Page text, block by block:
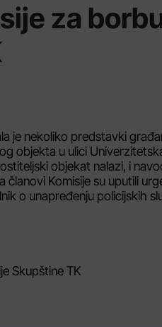
za
je nekoliko predstavki
objekta u ulici
objekat nalazi, i
Komisije su uputili
o unapređenju policijskih
Skupštine TK